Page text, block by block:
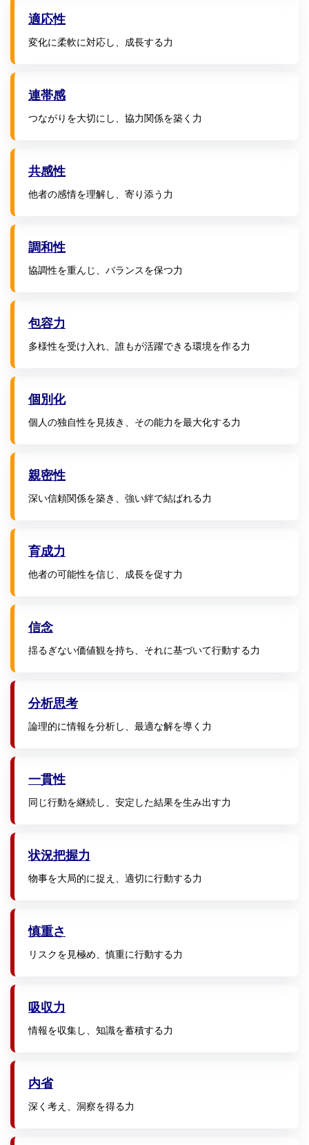
適応性
変化に柔軟に対応し、成長する力
連帯感
つながりを大切にし、協力関係を築く力
共感性
他者の感情を理解し、寄り添う力
調和性
協調性を重んじ、バランスを保つ力
包容力
多様性を受け入れ、誰もが活躍できる環境を作る力
個別化
個人の独自性を見抜き、その能力を最大化する力
親密性
深い信頼関係を築き、強い絆で結ばれる力
育成力
他者の可能性を信じ、成長を促す力
信念
揺るぎない価値観を持ち、それに基づいて行動する力
分析思考
論理的に情報を分析し、最適な解を導く力
一貫性
同じ行動を継続し、安定した結果を生み出す力
状況把握力
物事を大局的に捉え、適切に行動する力
慎重さ
リスクを見極め、慎重に行動する力
吸収力
情報を収集し、知識を蓄積する力
内省
深く考え、洞察を得る力